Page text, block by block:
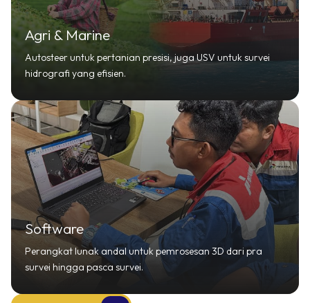
Agri & Marine
Autosteer untuk pertanian presisi, juga USV untuk survei
hidrografi yang efisien.
Software
Perangkat lunak andal untuk pemrosesan 3D dari pra
survei hingga pasca survei.